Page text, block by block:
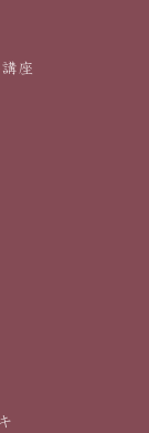
座